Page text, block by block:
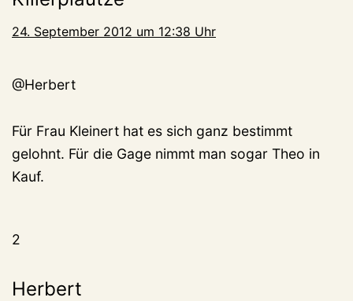
24. September 2012 um 12:38 Uhr
@Herbert
Für Frau Kleinert hat es sich ganz bestimmt
gelohnt. Für die Gage nimmt man sogar Theo in
Kauf.
2
Herbert